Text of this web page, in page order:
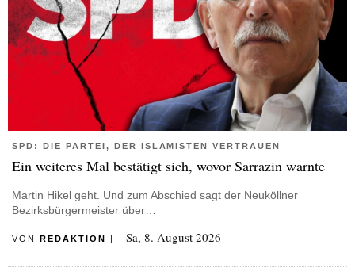
SPD: DIE PARTEI, DER ISLAMISTEN VERTRAUEN
Ein weiteres Mal bestätigt sich, wovor Sarrazin warnte
Martin Hikel geht. Und zum Abschied sagt der Neuköllner
Bezirksbürgermeister über…
VON REDAKTION | Sa, 8. August 2026